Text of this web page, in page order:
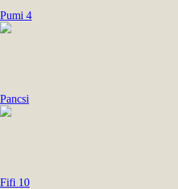
Pumi 4
Pancsi
Fifi 10